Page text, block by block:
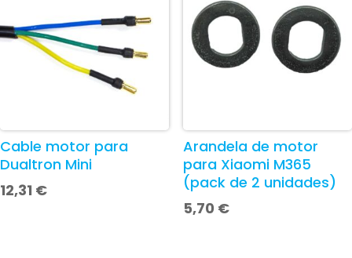
Cable motor para
Dualtron Mini
12,31 €
Arandela de motor
para Xiaomi M365
(pack de 2 unidades)
5,70 €